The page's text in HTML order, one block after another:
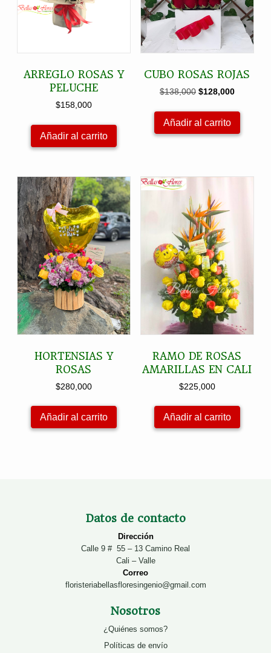
ARREGLO ROSAS Y
PELUCHE
$158,000
Añadir al carrito
CUBO ROSAS ROJAS
$138,000 El
original
era:
$138,000.
$128,000El
actual
Añadir al carrito
HORTENSIAS Y
ROSAS
$280,000
Añadir al carrito
RAMO DE ROSAS
AMARILLAS EN CALI
$225,000
Añadir al carrito
Datos de contacto
Dirección
Calle 9 # 55 – 13 Camino Real
Cali – Valle
Correo
floristeriabellasfloresingenio@gmail.com
Nosotros
¿Quiénes somos?
Políticas de envío